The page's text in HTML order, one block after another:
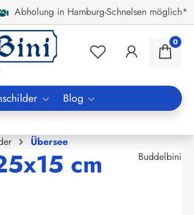
Abholung in Hamburg-Schnelsen möglich*
0
Blog
Übersee
cm
Buddelbini